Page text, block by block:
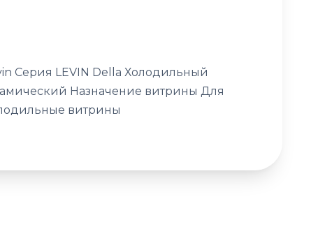
Серия LEVIN Della Холодильный
Назначение витрины Для
витрины